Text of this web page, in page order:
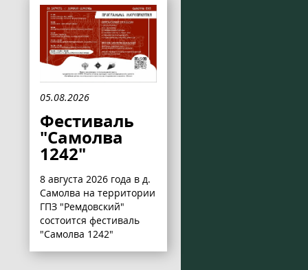
05.08.2026
Фестиваль
"Самолва
1242"
8 августа 2026 года в д.
Самолва на территории
ГПЗ "Ремдовский"
состоится фестиваль
"Самолва 1242"